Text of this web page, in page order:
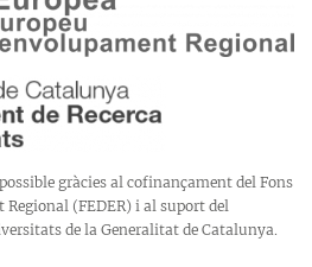
gràcies al cofinançament del Fons
Regional (FEDER) i al suport del
de la Generalitat de Catalunya.